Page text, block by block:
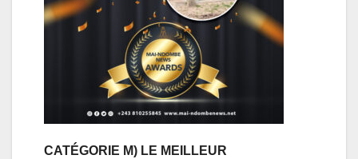
CATÉGORIE M) LE MEILLEUR